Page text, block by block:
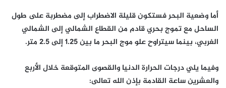
أما وضعية البحر فستكون قليلة الاضطراب إلى مضطربة على طول
الساحل مع تموج بحري قادم من القطاع الشمالي إلى الشمالي
الغربي، بينما سيتراوح علو موج البحر ما بين 1.25 إلى 2.5 متر.
وفيما يلي درجات الحرارة الدنيا والقصوى المتوقعة خلال الأربع
والعشرين ساعة القادمة بإذن الله تعالى: